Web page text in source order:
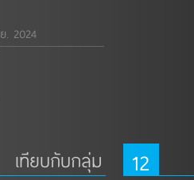
. 2024
เทียบกับกลุ่ม 12